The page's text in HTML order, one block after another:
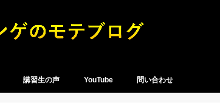
講習生の声 YouTube 問い合わせ